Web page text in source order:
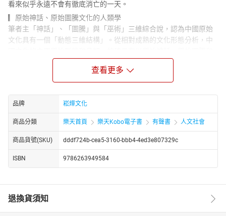
看來似乎永遠不會有徹底消亡的一天。
▎原始神話、原始圖騰文化的人類學
筆者主「神話」、「圖騰」與「巫術」三維綜合說，認為中國原始
文化具有一個「動態三維結構」。從相對成熟的文化形態分析，中
原始巫術為主的系統的三維結構，並且以原巫文化為其基本和主
導。在這原始三維文化形態誕生以前，還有漫長而古遠的人類文
化，對此我們幾乎是一無所知的。
▎中國巫文化的人類學特質
談到巫術，也許首先會直接給人一種感覺，以為它僅僅是一種充滿
著落後、迷信或者是怪異而可怕的文化現象，它無非是巫婆神漢、
裝神弄鬼的那一套，它是「宗教的孑遺」，「灰暗的想像」，作為
文化糟粕，可以說是人類文明史上最黑暗、最醜陋的一部分。因
學宗教、哲學道德、文學藝術、醫學養生和堪輿地理等，都具有千
絲萬縷的歷史和人文關聯。
▎巫性：中國文化的原始人文根性之一
查看更多
品牌 崧燁文化
商品分類 樂天首頁 樂天Kobo電子書 有聲書 人文社會
商品貨號(SKU) dddf724b-cea5-3160-bbb4-4ed3e807329c
ISBN 9786263949584
退換貨須知